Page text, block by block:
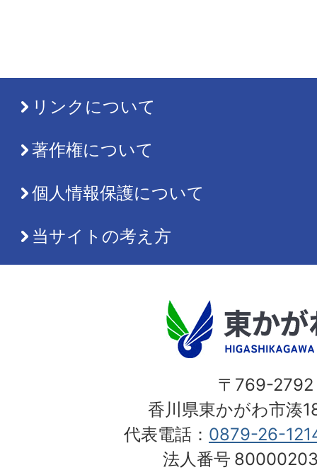
リンクについて
著作権について
個人情報保護について
当サイトの考え方
〒769-2792
香川県東かがわ市湊
代表電話： 0879-26-
法人番号